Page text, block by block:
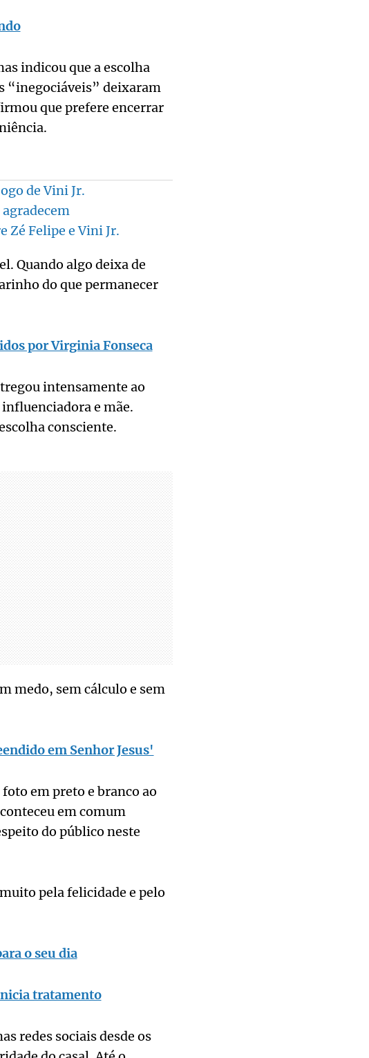
indicou que a escolha
“inegociáveis” deixaram
que prefere encerrar
de Vini Jr.
Zé Felipe e Vini Jr.
Quando algo deixa de
do que permanecer
por Virginia Fonseca
intensamente ao
e mãe.
consciente.
medo, sem cálculo e sem
em Senhor Jesus'
em preto e branco ao
em comum
do público neste
pela felicidade e pelo
o seu dia
tratamento
redes sociais desde os